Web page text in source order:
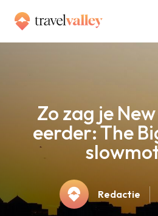
Zo zag je
eerder: The
Redactie